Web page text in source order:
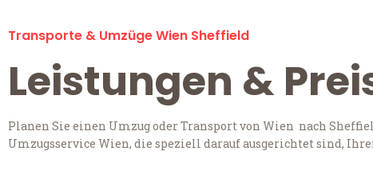
Transporte & Umzüge Wien Sheffield
Leistungen &
Planen Sie einen Umzug oder Transport von Wien nach
Umzugsservice Wien, die speziell darauf ausgerichtet sind,